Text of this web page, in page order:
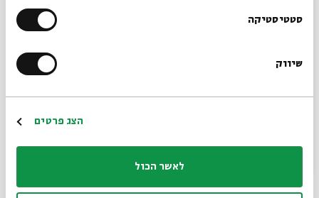
סטטיסטיקה
שיווק
הצג פרטים
לאשר הכול
Were the sages conversant with the emerging
in its formative stages, and how did they choose to
The program will take place in English. Entrance is
free,
subject to availability. Tickets may be reserved three
days in advance at